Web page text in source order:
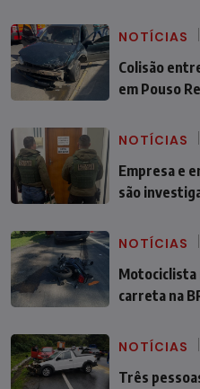
NOTÍCIAS
Colisão
em Pouso
NOTÍCIAS
Empresa e
são
NOTÍCIAS
Motociclista
carreta na
NOTÍCIAS
Três